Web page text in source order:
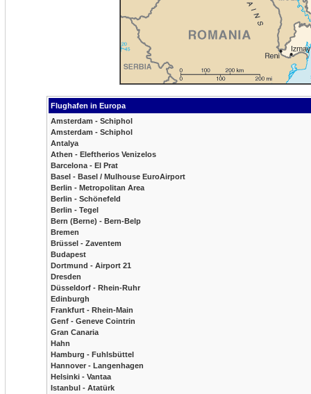
Flughafen in Europa
Amsterdam - Schiphol
Amsterdam - Schiphol
Antalya
Athen - Eleftherios Venizelos
Barcelona - El Prat
Basel - Basel / Mulhouse EuroAirport
Berlin - Metropolitan Area
Berlin - Schönefeld
Berlin - Tegel
Bern (Berne) - Bern-Belp
Bremen
Brüssel - Zaventem
Budapest
Dortmund - Airport 21
Dresden
Düsseldorf - Rhein-Ruhr
Edinburgh
Frankfurt - Rhein-Main
Genf - Geneve Cointrin
Gran Canaria
Hahn
Hamburg - Fuhlsbüttel
Hannover - Langenhagen
Helsinki - Vantaa
Istanbul - Atatürk